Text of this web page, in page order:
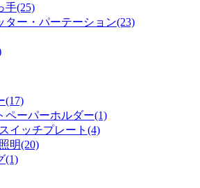
手(25)
ター・パーテーション(23)
(17)
ペーパーホルダー(1)
イッチプレート(4)
明(20)
(1)